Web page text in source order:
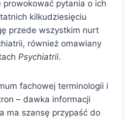
pytania o ich
kilkudziesięciu
przede wszystkim nurt
również omawiany
Psychiatrii.
fachowej terminologii i
– dawka informacji
ma szansę przypaść do